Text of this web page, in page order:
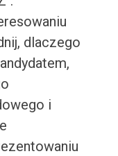
dlaczego
i